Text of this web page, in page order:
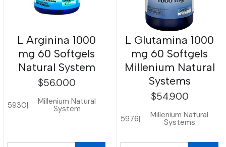
L Arginina 1000
mg 60 Softgels
Natural System
$56.000
5930| Millenium Natural
System
L Glutamina 1000
mg 60 Softgels
Millenium Natural
Systems
$54.900
5976| Millenium Natural
Systems